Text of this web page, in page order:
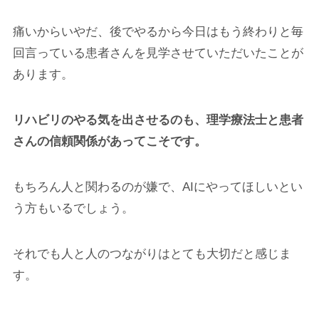
痛いからいやだ、後でやるから今日はもう終わりと毎
回言っている患者さんを見学させていただいたことが
あります。
リハビリのやる気を出させるのも、理学療法士と患者
さんの信頼関係があってこそです。
もちろん人と関わるのが嫌で、AIにやってほしいとい
う方もいるでしょう。
それでも人と人のつながりはとても大切だと感じま
す。